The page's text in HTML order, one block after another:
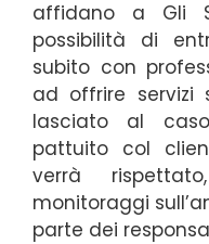
affidano a Gli
possibilità di
subito con
ad offrire servizi
lasciato al
pattuito col
verrà
monitoraggi
parte dei